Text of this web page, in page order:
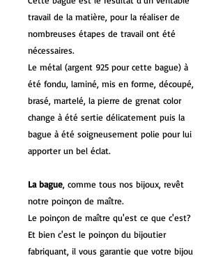
travail de la matière, pour la réaliser de
nombreuses étapes de travail ont été
nécessaires.
Le métal (argent 925 pour cette bague) à
été fondu, laminé, mis en forme, découpé,
brasé, martelé, la pierre de grenat color
change à été sertie délicatement puis la
bague à été soigneusement polie pour lui
apporter un bel éclat.
La bague, comme tous nos bijoux, revêt
notre poinçon de maître.
Le poinçon de maître qu'est ce que c'est?
Et bien c'est le poinçon du bijoutier
fabriquant, il vous garantie que votre bijou